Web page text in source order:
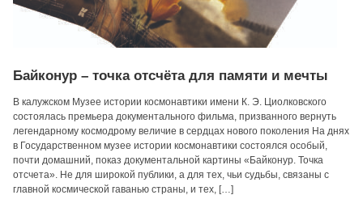
Байконур – точка отсчёта для памяти и мечты
В калужском Музее истории космонавтики имени К. Э. Циолковского
состоялась премьера документального фильма, призванного вернуть
легендарному космодрому величие в сердцах нового поколения На днях
в Государственном музее истории космонавтики состоялся особый,
почти домашний, показ документальной картины «Байконур. Точка
отсчета». Не для широкой публики, а для тех, чьи судьбы, связаны с
главной космической гаванью страны, и тех, […]